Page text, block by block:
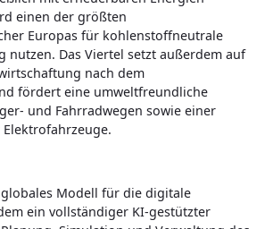
einen der größten
Europas für kohlenstoffneutrale
nutzen. Das Viertel setzt außerdem auf
nach dem
fördert eine umweltfreundliche
und Fahrradwegen sowie einer
Modell für die digitale
ein vollständiger KI-gestützter